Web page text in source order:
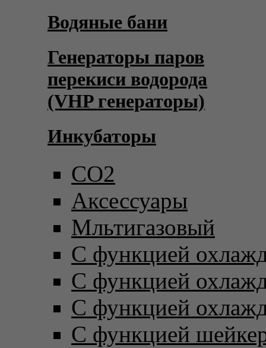
Водяные бани
Генераторы паров
перекиси водорода
(VHP генераторы)
Инкубаторы
CO2
Аксессуары
Мльтигазовый
С функцией
С функцией
С функцией
С функцией